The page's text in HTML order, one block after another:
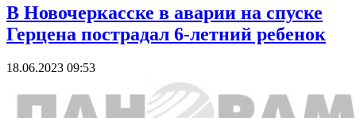
В Новочеркасске в аварии на спуске
Герцена пострадал 6-летний ребенок
18.06.2023 09:53